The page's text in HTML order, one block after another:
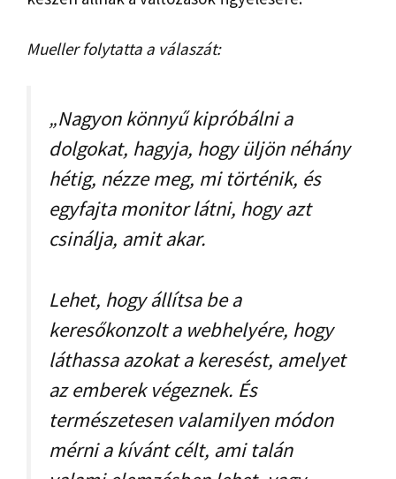
Mueller folytatta a válaszát:
„Nagyon könnyű kipróbálni a
dolgokat, hagyja, hogy üljön néhány
hétig, nézze meg, mi történik, és
egyfajta monitor látni, hogy azt
csinálja, amit akar.
Lehet, hogy állítsa be a
keresőkonzolt a webhelyére, hogy
láthassa azokat a keresést, amelyet
az emberek végeznek. És
természetesen valamilyen módon
mérni a kívánt célt, ami talán